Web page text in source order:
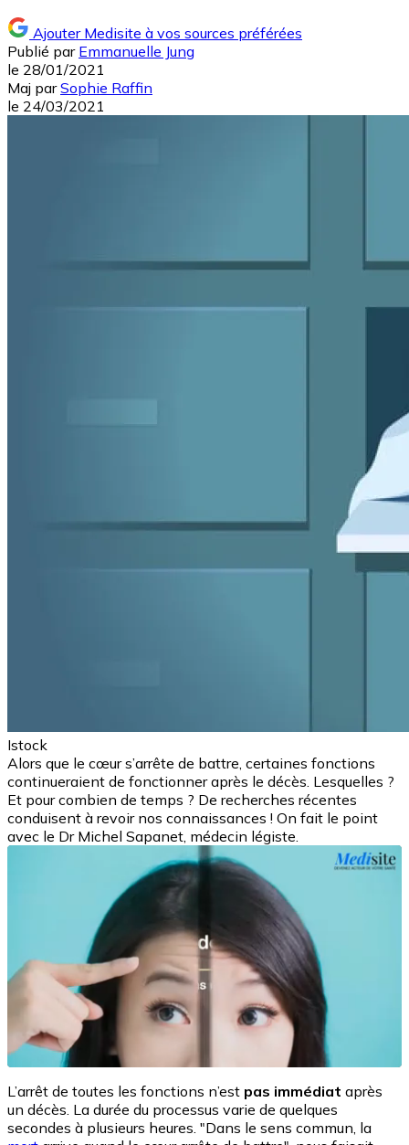
Ajouter Medisite à vos sources préférées
Publié par Emmanuelle Jung
le 28/01/2021
Maj par Sophie Raffin
le 24/03/2021
Istock
Alors que le cœur s’arrête de battre, certaines fonctions
continueraient de fonctionner après le décès. Lesquelles ?
Et pour combien de temps ? De recherches récentes
conduisent à revoir nos connaissances ! On fait le point
avec le Dr Michel Sapanet, médecin légiste.
L’arrêt de toutes les fonctions n’est pas immédiat après
un décès. La durée du processus varie de quelques
secondes à plusieurs heures. "Dans le sens commun, la